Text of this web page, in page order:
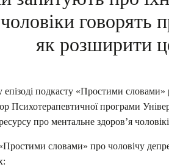
говорять
як розширити
подкасту «Простими
Психотерапевтичної програми
про ментальне здоров’я
словами» про чоловічу